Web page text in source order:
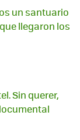
un santuario
llegaron los
Sin querer,